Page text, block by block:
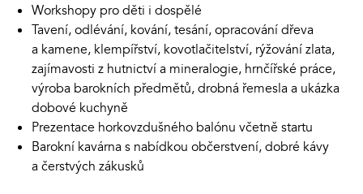
Workshopy pro děti i dospělé
Tavení, odlévání, kování, tesání, opracování dřeva
a kamene, klempířství, kovotlačitelství, rýžování zlata,
zajímavosti z hutnictví a mineralogie, hrnčířské práce,
výroba barokních předmětů, drobná řemesla a ukázka
dobové kuchyně
Prezentace horkovzdušného balónu včetně startu
Barokní kavárna s nabídkou občerstvení, dobré kávy
a čerstvých zákusků